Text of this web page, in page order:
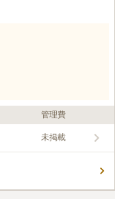
管理費
未掲載